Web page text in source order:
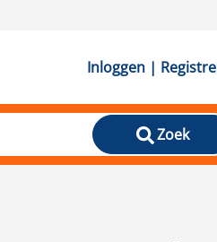
Inloggen |
Zoek